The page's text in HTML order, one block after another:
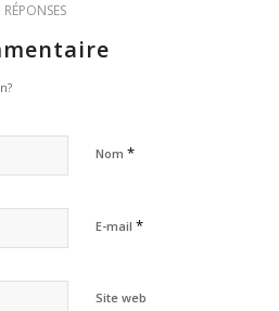
RÉPONSES
Nom *
E-mail *
Site web